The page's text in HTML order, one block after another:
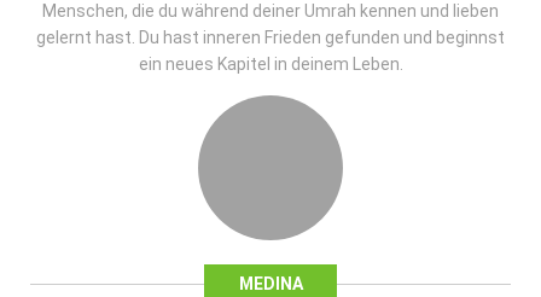
MEDINA
Menschen, die du während deiner Umrah kennen und lieben
gelernt hast. Du hast inneren Frieden gefunden und beginnst
ein neues Kapitel in deinem Leben.